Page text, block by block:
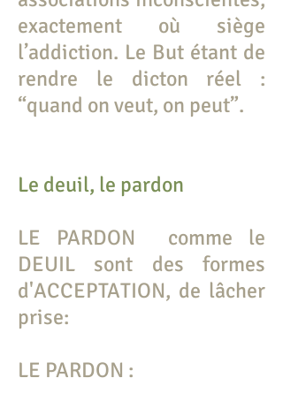
exactement où siège
l’addiction. Le But étant de
rendre le dicton réel :
“quand on veut, on peut”.
Le deuil, le pardon
LE PARDON comme le
DEUIL sont des formes
d'ACCEPTATION, de lâcher
prise:
LE PARDON :